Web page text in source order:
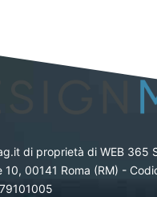
di proprietà di WEB 365
10, 00141 Roma (RM) -